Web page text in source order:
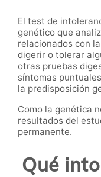
El test de
genético que
relacionados con
digerir o tolerar
otras pruebas
síntomas
la predisposición
Como la genética
resultados del
permanente.
Qué